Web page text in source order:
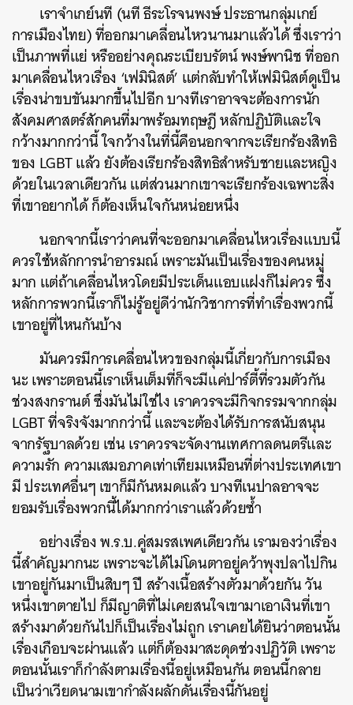
เราจำเกย์นที (นที ธีระโรจนพงษ์ ประธานกลุ่มเกย์
การเมืองไทย) ที่ออกมาเคลื่อนไหวนานมาแล้วได้ ซึ่งเราว่า
เป็นภาพที่แย่ หรืออย่างคุณระเบียบรัตน์ พงษ์พานิช ที่ออก
มาเคลื่อนไหวเรื่อง ‘เฟมินิสต์’ แต่กลับทำให้เฟมินิสต์ดูเป็น
เรื่องน่าขบขันมากขึ้นไปอีก บางทีเราอาจจะต้องการนัก
สังคมศาสตร์สักคนที่มาพร้อมทฤษฎี หลักปฏิบัติและใจ
กว้างมากกว่านี้ ใจกว้างในที่นี้คือนอกจากจะเรียกร้องสิทธิ
ของ LGBT แล้ว ยังต้องเรียกร้องสิทธิสำหรับชายและหญิง
ด้วยในเวลาเดียวกัน แต่ส่วนมากเขาจะเรียกร้องเฉพาะสิ่ง
ที่เขาอยากได้ ก็ต้องเห็นใจกันหน่อยหนึ่ง
นอกจากนี้เราว่าคนที่จะออกมาเคลื่อนไหวเรื่องแบบนี้
ควรใช้หลักการนำอารมณ์ เพราะมันเป็นเรื่องของคนหมู่
มาก แต่ถ้าเคลื่อนไหวโดยมีประเด็นแอบแฝงก็ไม่ควร ซึ่ง
หลักการพวกนี้เราก็ไม่รู้อยู่ดีว่านักวิชาการที่ทำเรื่องพวกนี้
เขาอยู่ที่ไหนกันบ้าง
มันควรมีการเคลื่อนไหวของกลุ่มนี้เกี่ยวกับการเมือง
นะ เพราะตอนนี้เราเห็นเต็มที่ก็จะมีแค่ปาร์ตี้ที่รวมตัวกัน
ช่วงสงกรานต์ ซึ่งมันไม่ใช่ไง เราควรจะมีกิจกรรมจากกลุ่ม
LGBT ที่จริงจังมากกว่านี้ และจะต้องได้รับการสนับสนุน
จากรัฐบาลด้วย เช่น เราควรจะจัดงานเทศกาลดนตรีและ
ความรัก ความเสมอภาคเท่าเทียมเหมือนที่ต่างประเทศเขา
มี ประเทศอื่นๆ เขาก็มีกันหมดแล้ว บางทีเนปาลอาจจะ
ยอมรับเรื่องพวกนี้ได้มากกว่าเราแล้วด้วยซ้ำ
อย่างเรื่อง พ.ร.บ.คู่สมรสเพศเดียวกัน เรามองว่าเรื่อง
นี้สำคัญมากนะ เพราะจะได้ไม่โดนตาอยู่คว้าพุงปลาไปกิน
เขาอยู่กันมาเป็นสิบๆ ปี สร้างเนื้อสร้างตัวมาด้วยกัน วัน
หนึ่งเขาตายไป ก็มีญาติที่ไม่เคยสนใจเขามาเอาเงินที่เขา
สร้างมาด้วยกันไปก็เป็นเรื่องไม่ถูก เราเคยได้ยินว่าตอนนั้น
เรื่องเกือบจะผ่านแล้ว แต่ก็ต้องมาสะดุดช่วงปฏิวัติ เพราะ
ตอนนั้นเราก็กำลังตามเรื่องนี้อยู่เหมือนกัน ตอนนี้กลาย
เป็นว่าเวียดนามเขากำลังผลักดันเรื่องนี้กันอยู่